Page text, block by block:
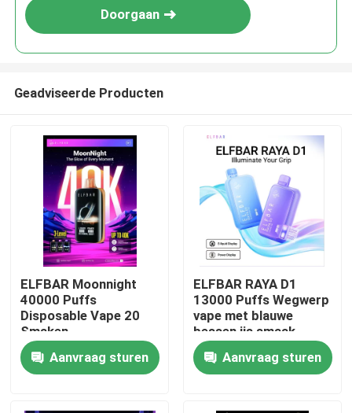
Thuis
Doorgaan
Geadviseerde Producten
ELFBAR Moonnight
40000 Puffs
Disposable Vape 20
Smaken
Aanvraag sturen
ELFBAR RAYA D1
13000 Puffs Wegwerp
vape met blauwe
bessen ijs smaak
Aanvraag sturen